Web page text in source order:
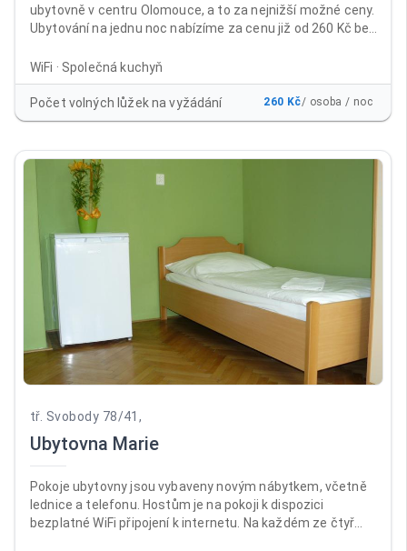
ubytovně v centru Olomouce, a to za nejnižší možné ceny.
Ubytování na jednu noc nabízíme za cenu již od 260 Kč bez
a WiFi ZDARMA. Ubytovnu i penzion najdete téměř v centru
města Olomouc, a to na výborně dostupném místě v areálu
bývalých kasáren Prokopa Holého, naproti prodejně
Baumax Olomouc. Nabízíme klidné ubytování ve 2-
WiFi · Společná kuchyň
Počet volných lůžek na vyžádání 260 Kč/ osoba / noc
tř. Svobody 78/41,
Ubytovna Marie
Pokoje ubytovny jsou vybaveny novým nábytkem, včetně
lednice a telefonu. Hostům je na pokoji k dispozici
bezplatné WiFi připojení k internetu. Na každém ze čtyř